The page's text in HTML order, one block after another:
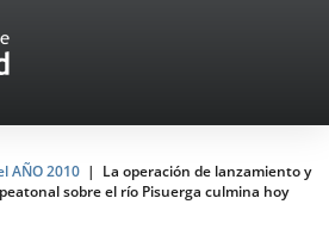
AÑO 2010
La operación de lanzamiento y
sobre el río Pisuerga culmina hoy